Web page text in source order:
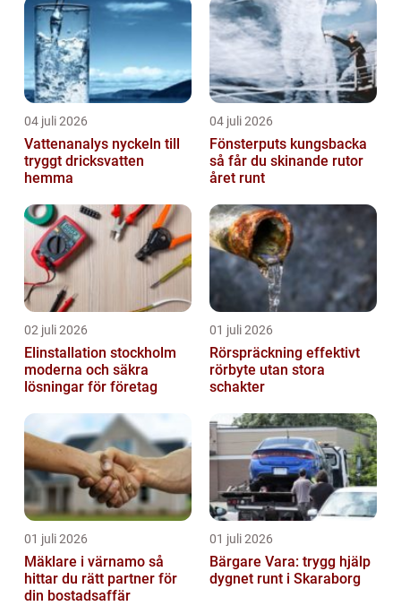
04 juli 2026
Vattenanalys nyckeln till
tryggt dricksvatten
hemma
04 juli 2026
Fönsterputs kungsbacka
så får du skinande rutor
året runt
02 juli 2026
Elinstallation stockholm
moderna och säkra
lösningar för företag
01 juli 2026
Rörspräckning effektivt
rörbyte utan stora
schakter
01 juli 2026
Mäklare i värnamo så
hittar du rätt partner för
din bostadsaffär
01 juli 2026
Bärgare Vara: trygg hjälp
dygnet runt i Skaraborg